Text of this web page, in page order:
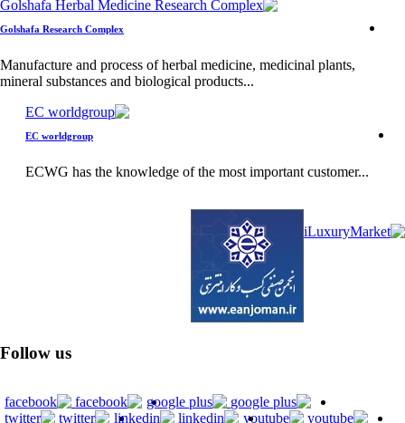
Golshafa Research Complex
Manufacture and process of herbal medicine, medicinal plants,
mineral substances and biological products...
EC worldgroup
ECWG has the knowledge of the most important customer...
Follow us